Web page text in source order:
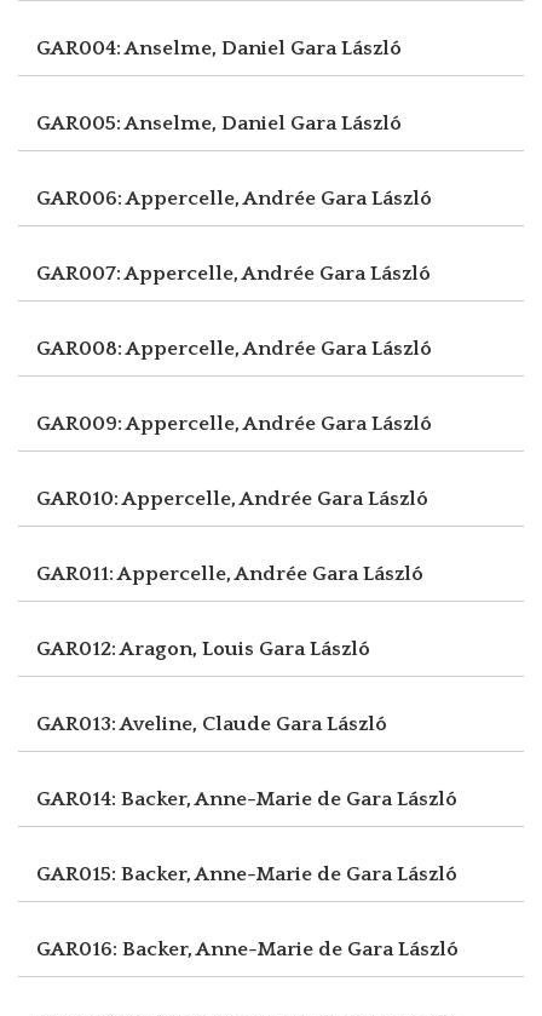
GAR004: Anselme, Daniel Gara László
GAR005: Anselme, Daniel Gara László
GAR006: Appercelle, Andrée Gara László
GAR007: Appercelle, Andrée Gara László
GAR008: Appercelle, Andrée Gara László
GAR009: Appercelle, Andrée Gara László
GAR010: Appercelle, Andrée Gara László
GAR011: Appercelle, Andrée Gara László
GAR012: Aragon, Louis Gara László
GAR013: Aveline, Claude Gara László
GAR014: Backer, Anne-Marie de Gara László
GAR015: Backer, Anne-Marie de Gara László
GAR016: Backer, Anne-Marie de Gara László